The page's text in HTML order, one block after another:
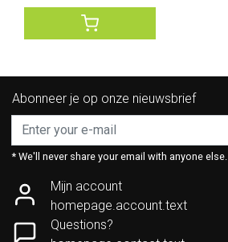
Abonneer je op onze nieuwsbrief
* We'll never share your email with anyone else.
Mijn account
homepage.account.text
Questions?